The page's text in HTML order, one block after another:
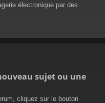
électronique par des
sujet ou une
cliquez sur le bouton